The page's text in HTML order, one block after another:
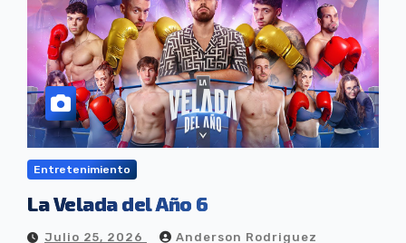
Entretenimiento
La Velada del Año 6
Julio 25, 2026 Anderson Rodriguez